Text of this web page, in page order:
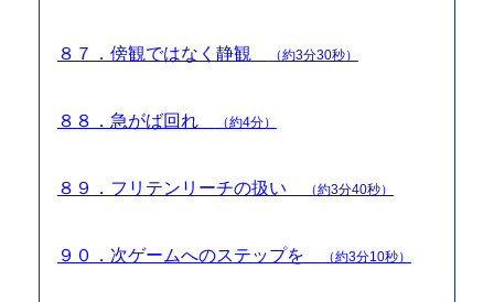
８７．傍観ではなく静観 （約3分30秒）
８８．急がば回れ （約4分）
８９．フリテンリーチの扱い （約3分40秒）
９０．次ゲームへのステップを （約3分10秒）